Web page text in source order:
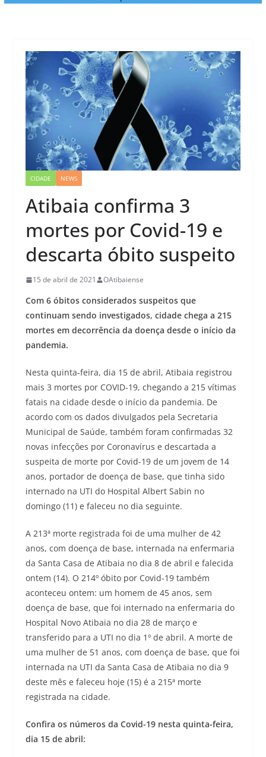
CIDADE NEWS
Atibaia confirma 3
mortes por Covid-19 e
descarta óbito suspeito
15 de abril de 2021 OAtibaiense
Com 6 óbitos considerados suspeitos que
continuam sendo investigados, cidade chega a 215
mortes em decorrência da doença desde o início da
pandemia.
Nesta quinta-feira, dia 15 de abril, Atibaia registrou
mais 3 mortes por COVID-19, chegando a 215 vítimas
fatais na cidade desde o início da pandemia. De
acordo com os dados divulgados pela Secretaria
Municipal de Saúde, também foram confirmadas 32
novas infecções por Coronavírus e descartada a
suspeita de morte por Covid-19 de um jovem de 14
anos, portador de doença de base, que tinha sido
internado na UTI do Hospital Albert Sabin no
domingo (11) e faleceu no dia seguinte.
A 213ª morte registrada foi de uma mulher de 42
anos, com doença de base, internada na enfermaria
da Santa Casa de Atibaia no dia 8 de abril e falecida
ontem (14). O 214º óbito por Covid-19 também
aconteceu ontem: um homem de 45 anos, sem
doença de base, que foi internado na enfermaria do
Hospital Novo Atibaia no dia 28 de março e
transferido para a UTI no dia 1º de abril. A morte de
uma mulher de 51 anos, com doença de base, que foi
internada na UTI da Santa Casa de Atibaia no dia 9
deste mês e faleceu hoje (15) é a 215ª morte
registrada na cidade.
Confira os números da Covid-19 nesta quinta-feira,
dia 15 de abril: